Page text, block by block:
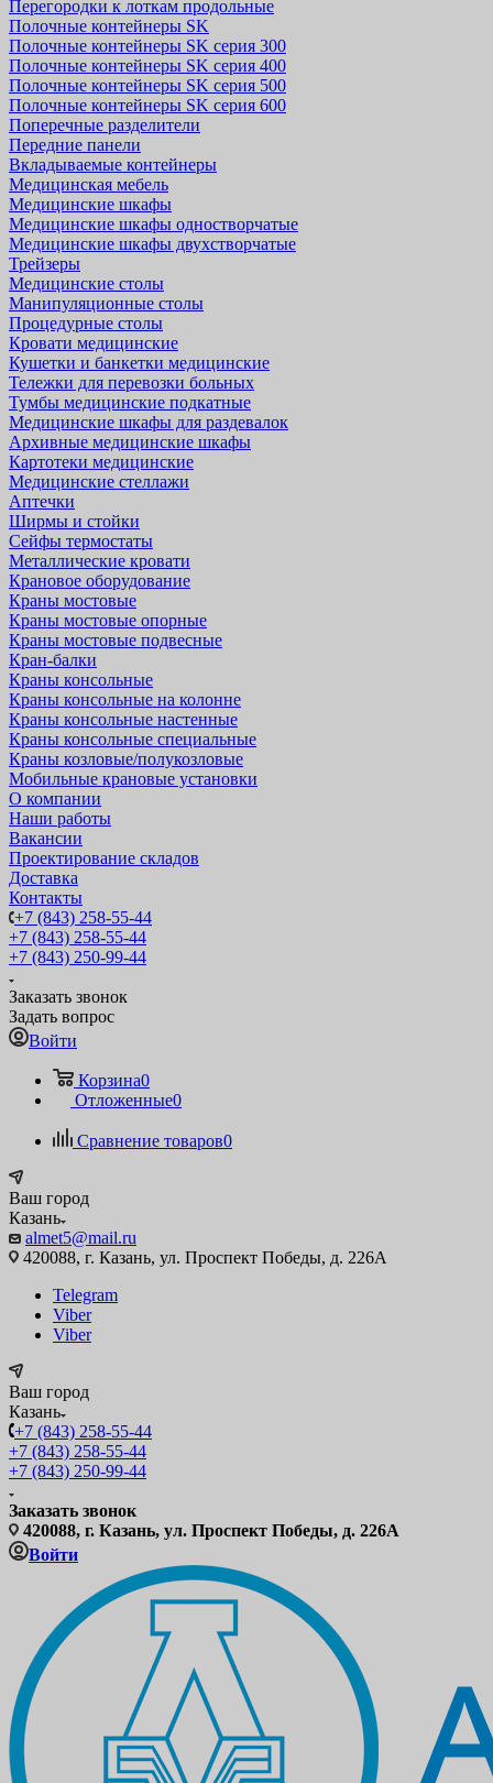
Перегородки к лоткам продольные
Полочные контейнеры SK
Полочные контейнеры SK серия 300
Полочные контейнеры SK серия 400
Полочные контейнеры SK серия 500
Полочные контейнеры SK серия 600
Поперечные разделители
Передние панели
Вкладываемые контейнеры
Медицинская мебель
Медицинские шкафы
Медицинские шкафы одностворчатые
Медицинские шкафы двухстворчатые
Трейзеры
Медицинские столы
Манипуляционные столы
Процедурные столы
Кровати медицинские
Кушетки и банкетки медицинские
Тележки для перевозки больных
Тумбы медицинские подкатные
Медицинские шкафы для раздевалок
Архивные медицинские шкафы
Картотеки медицинские
Медицинские стеллажи
Аптечки
Ширмы и стойки
Сейфы термостаты
Металлические кровати
Крановое оборудование
Краны мостовые
Краны мостовые опорные
Краны мостовые подвесные
Кран-балки
Краны консольные
Краны консольные на колонне
Краны консольные настенные
Краны консольные специальные
Краны козловые/полукозловые
Мобильные крановые установки
О компании
Наши работы
Вакансии
Проектирование складов
Доставка
Контакты
+7 (843) 258-55-44
+7 (843) 258-55-44
+7 (843) 250-99-44
Заказать звонок
Задать вопрос
Войти
Корзина0
Отложенные0
Сравнение товаров0
Ваш город
Казань
almet5@mail.ru
420088, г. Казань, ул. Проспект Победы, д. 226А
Telegram
Viber
Viber
Ваш город
Казань
+7 (843) 258-55-44
+7 (843) 258-55-44
+7 (843) 250-99-44
Заказать звонок
420088, г. Казань, ул. Проспект Победы, д. 226А
Войти